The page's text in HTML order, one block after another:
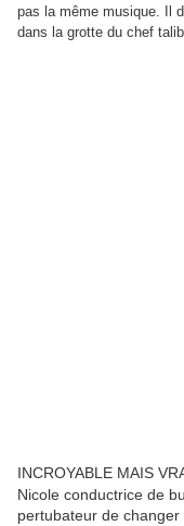
pas la même musique. Il
dans la grotte du chef
INCROYABLE MAIS
Nicole conductrice de
pertubateur de